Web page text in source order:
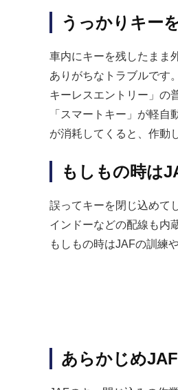
うっかりキー
車内にキーを残したまま
ありがちなトラブルです。
キーレスエントリー」の
「スマートキー」が軽
が消耗してくると、作動
もしもの時は
誤ってキーを閉じ込めて
インドーなどの配線も内
もしもの時はJAFの訓練
あらかじめ